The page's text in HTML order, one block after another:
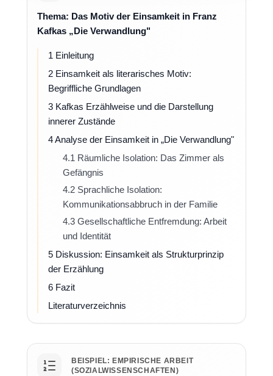
Thema: Das Motiv der Einsamkeit in Franz
Kafkas „Die Verwandlung"
1 Einleitung
2 Einsamkeit als literarisches Motiv:
Begriffliche Grundlagen
3 Kafkas Erzählweise und die Darstellung
innerer Zustände
4 Analyse der Einsamkeit in „Die Verwandlung"
4.1 Räumliche Isolation: Das Zimmer als
Gefängnis
4.2 Sprachliche Isolation:
Kommunikationsabbruch in der Familie
4.3 Gesellschaftliche Entfremdung: Arbeit
und Identität
5 Diskussion: Einsamkeit als Strukturprinzip
der Erzählung
6 Fazit
Literaturverzeichnis
BEISPIEL: EMPIRISCHE ARBEIT
(SOZIALWISSENSCHAFTEN)